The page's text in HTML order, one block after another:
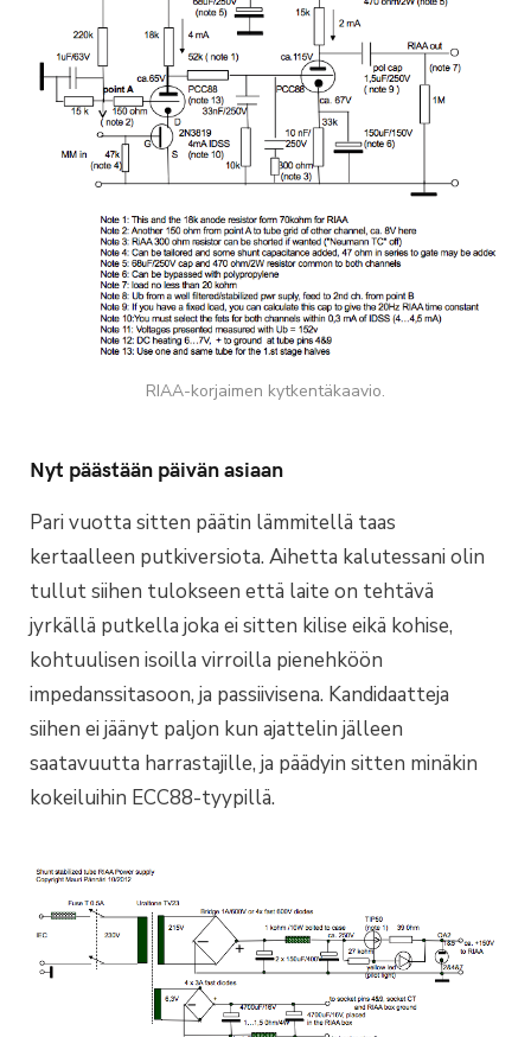
RIAA-korjaimen kytkentäkaavio.
Nyt päästään päivän asiaan
Pari vuotta sitten päätin lämmitellä taas
kertaalleen putkiversiota. Aihetta kalutessani olin
tullut siihen tulokseen että laite on tehtävä
jyrkällä putkella joka ei sitten kilise eikä kohise,
kohtuulisen isoilla virroilla pienehköön
impedanssitasoon, ja passiivisena. Kandidaatteja
siihen ei jäänyt paljon kun ajattelin jälleen
saatavuutta harrastajille, ja päädyin sitten minäkin
kokeiluihin ECC88-tyypillä.